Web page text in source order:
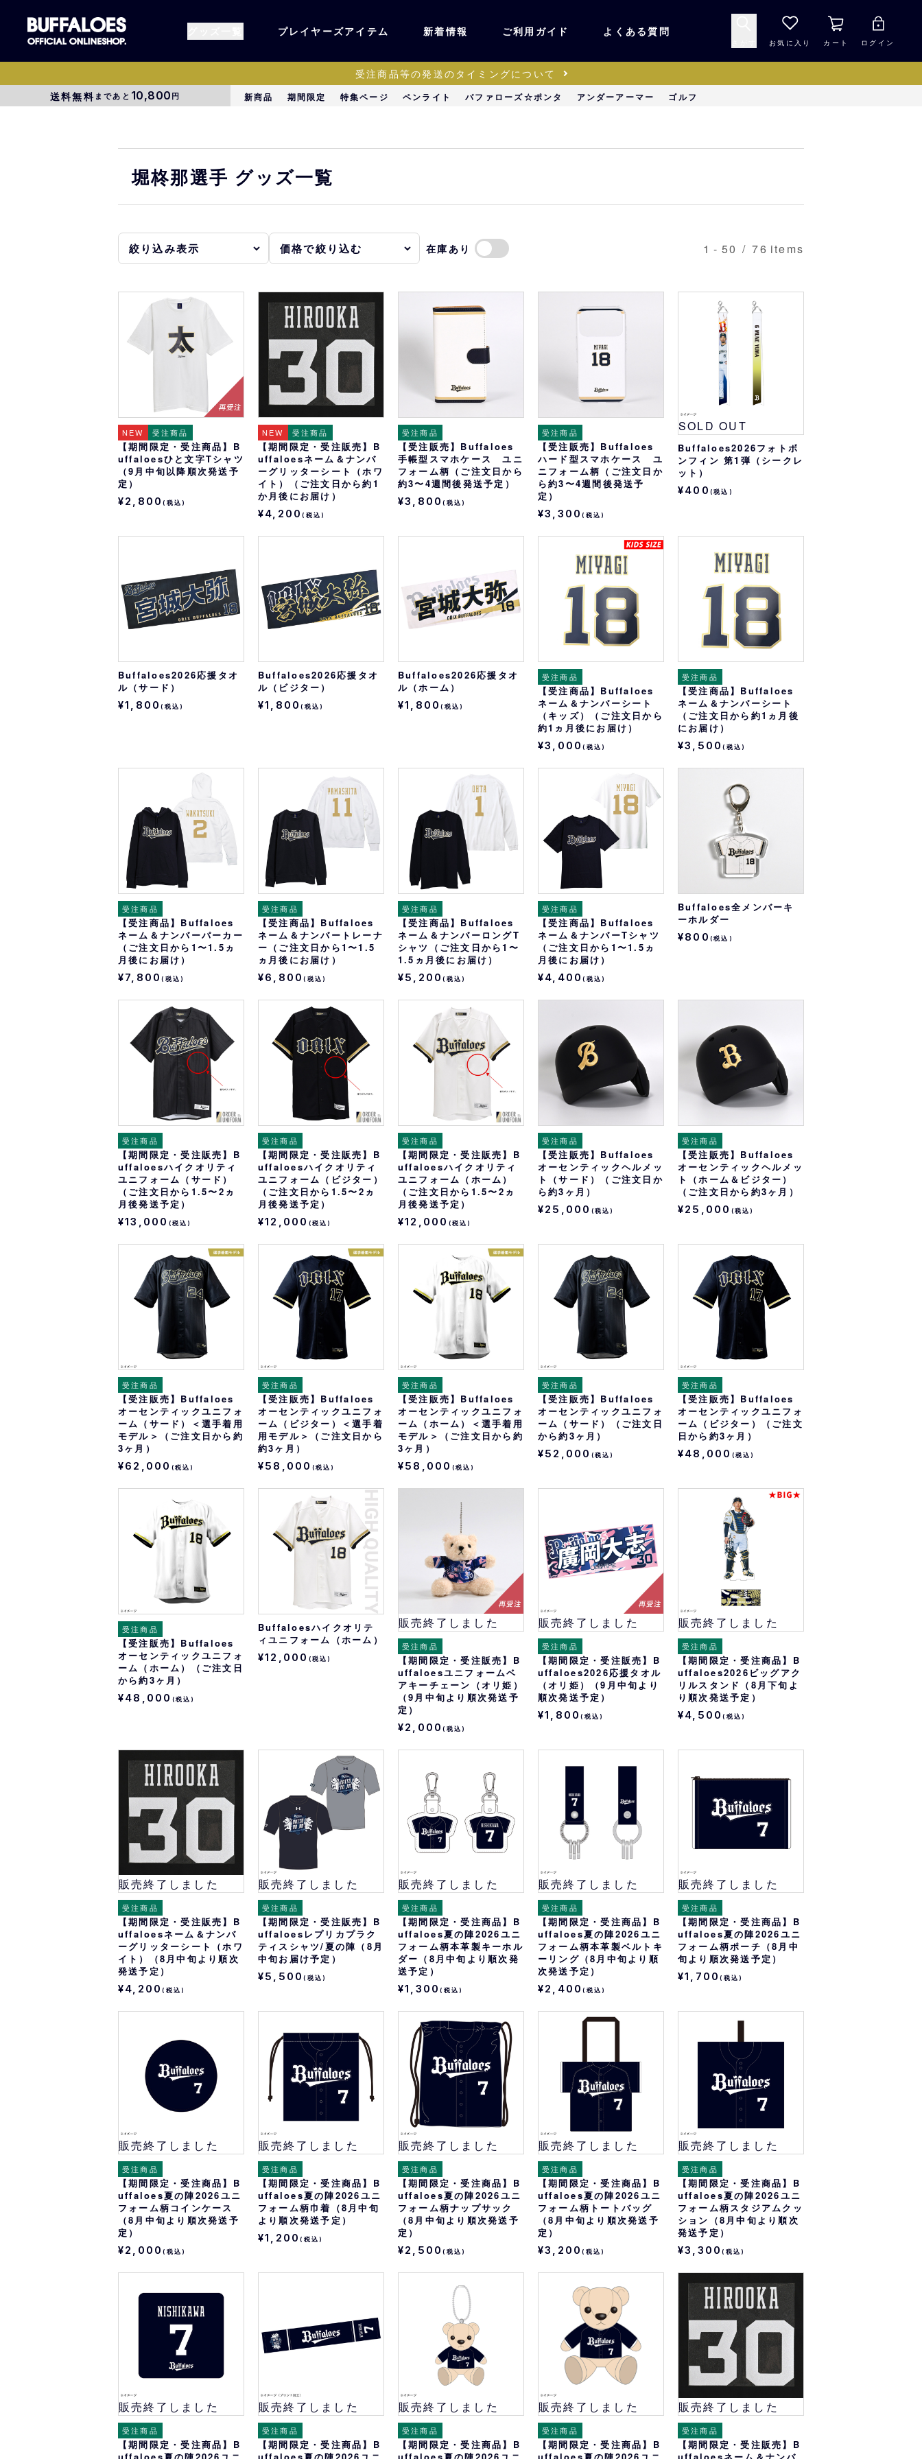
すべてのグッズ オーセンティック
ユニフォーム・ワッ
キャップ・ヘルメッ
タオル各種 アパレル キッズ・ベビー バッグ
マスコット・バファ
コラボグッズ キッチン・食品 スマホ用品
EC限定販売 キーホルダー 1000円未満
1000円以上3000円
オリ達におすすめ オリ姫におすすめ オリっこにおすすめ
プレイヤーズアイテム 新着情報 ご利用ガイド よくある質問
お気に入り カート ログイン
受注商品等の発送のタイミングについて
送料無料まであと 10,800円 新商品 期間限定 特集ページ ペンライト バファローズ☆ポンタ アンダーアーマー ゴルフ
堀柊那選手 グッズ一覧
在庫あり 1 - 50 / 76 items
NEW 受注商品
【期間限定・受注商品】B
uffaloesひと文字Tシャツ
（9月中旬以降順次発送予
定）
¥2,800(税込)
NEW 受注商品
【期間限定・受注販売】B
uffaloesネーム＆ナンバ
ーグリッターシート（ホワ
イト）（ご注文日から約1
か月後にお届け）
¥4,200(税込)
受注商品
【受注販売】Buffaloes
手帳型スマホケース ユニ
フォーム柄（ご注文日から
約3〜4週間後発送予定）
¥3,800(税込)
受注商品
【受注販売】Buffaloes
ハード型スマホケース ユ
ニフォーム柄（ご注文日か
ら約3〜4週間後発送予
定）
¥3,300(税込)
SOLD OUT
Buffaloes2026フォトボ
ンフィン 第1弾（シークレ
ット）
¥400 (税込)
Buffaloes2026応援タオ
ル（サード）
¥1,800(税込)
Buffaloes2026応援タオ
ル（ビジター）
¥1,800(税込)
Buffaloes2026応援タオ
ル（ホーム）
¥1,800(税込)
受注商品
【受注商品】Buffaloes
ネーム＆ナンバーシート
（キッズ）（ご注文日から
約1ヵ月後にお届け）
¥3,000(税込)
受注商品
【受注商品】Buffaloes
ネーム＆ナンバーシート
（ご注文日から約1ヵ月後
にお届け）
¥3,500(税込)
受注商品
【受注商品】Buffaloes
ネーム＆ナンバーパーカー
（ご注文日から1〜1.5ヵ
月後にお届け）
¥7,800(税込)
受注商品
【受注商品】Buffaloes
ネーム＆ナンバートレーナ
ー（ご注文日から1〜1.5
ヵ月後にお届け）
¥6,800(税込)
受注商品
【受注商品】Buffaloes
ネーム＆ナンバーロングT
シャツ（ご注文日から1〜
1.5ヵ月後にお届け）
¥5,200(税込)
受注商品
【受注商品】Buffaloes
ネーム＆ナンバーTシャツ
（ご注文日から1〜1.5ヵ
月後にお届け）
¥4,400(税込)
Buffaloes全メンバーキ
ーホルダー
¥800 (税込)
受注商品
【期間限定・受注販売】B
uffaloesハイクオリティ
ユニフォーム（サード）
（ご注文日から1.5〜2ヵ
月後発送予定）
¥13,000 (税込)
受注商品
【期間限定・受注販売】B
uffaloesハイクオリティ
ユニフォーム（ビジター）
（ご注文日から1.5〜2ヵ
月後発送予定）
¥12,000 (税込)
受注商品
【期間限定・受注販売】B
uffaloesハイクオリティ
ユニフォーム（ホーム）
（ご注文日から1.5〜2ヵ
月後発送予定）
¥12,000 (税込)
受注商品
【受注販売】Buffaloes
オーセンティックヘルメッ
ト（サード）（ご注文日か
ら約3ヶ月）
¥25,000 (税込)
受注商品
【受注販売】Buffaloes
オーセンティックヘルメッ
ト（ホーム＆ビジター）
（ご注文日から約3ヶ月）
¥25,000 (税込)
受注商品
【受注販売】Buffaloes
オーセンティックユニフォ
ーム（サード）＜選手着用
モデル＞（ご注文日から約
3ヶ月）
¥62,000 (税込)
受注商品
【受注販売】Buffaloes
オーセンティックユニフォ
ーム（ビジター）＜選手着
用モデル＞（ご注文日から
約3ヶ月）
¥58,000 (税込)
受注商品
【受注販売】Buffaloes
オーセンティックユニフォ
ーム（ホーム）＜選手着用
モデル＞（ご注文日から約
3ヶ月）
¥58,000 (税込)
受注商品
【受注販売】Buffaloes
オーセンティックユニフォ
ーム（サード）（ご注文日
から約3ヶ月）
¥52,000 (税込)
受注商品
【受注販売】Buffaloes
オーセンティックユニフォ
ーム（ビジター）（ご注文
日から約3ヶ月）
¥48,000 (税込)
受注商品
【受注販売】Buffaloes
オーセンティックユニフォ
ーム（ホーム）（ご注文日
から約3ヶ月）
¥48,000 (税込)
Buffaloesハイクオリテ
ィユニフォーム（ホーム）
¥12,000 (税込)
販売終了しました
受注商品
【期間限定・受注販売】B
uffaloesユニフォームベ
アキーチェーン（オリ姫）
（9月中旬より順次発送予
定）
¥2,000(税込)
販売終了しました
受注商品
【期間限定・受注販売】B
uffaloes2026応援タオル
（オリ姫）（9月中旬より
順次発送予定）
¥1,800(税込)
販売終了しました
受注商品
【期間限定・受注商品】B
uffaloes2026ビッグアク
リルスタンド（8月下旬よ
り順次発送予定）
¥4,500(税込)
販売終了しました
受注商品
【期間限定・受注販売】B
uffaloesネーム＆ナンバ
ーグリッターシート（ホワ
イト）（8月中旬より順次
発送予定）
¥4,200(税込)
販売終了しました
受注商品
【期間限定・受注販売】B
uffaloesレプリカプラク
ティスシャツ/夏の陣（8月
中旬お届け予定）
¥5,500(税込)
販売終了しました
受注商品
【期間限定・受注商品】B
uffaloes夏の陣2026ユニ
フォーム柄本革製キーホル
ダー（8月中旬より順次発
送予定）
¥1,300(税込)
販売終了しました
受注商品
【期間限定・受注商品】B
uffaloes夏の陣2026ユニ
フォーム柄本革製ベルトキ
ーリング（8月中旬より順
次発送予定）
¥2,400(税込)
販売終了しました
受注商品
【期間限定・受注商品】B
uffaloes夏の陣2026ユニ
フォーム柄ポーチ（8月中
旬より順次発送予定）
¥1,700(税込)
販売終了しました
受注商品
【期間限定・受注商品】B
uffaloes夏の陣2026ユニ
フォーム柄コインケース
（8月中旬より順次発送予
定）
¥2,000(税込)
販売終了しました
受注商品
【期間限定・受注商品】B
uffaloes夏の陣2026ユニ
フォーム柄巾着（8月中旬
より順次発送予定）
¥1,200(税込)
販売終了しました
受注商品
【期間限定・受注商品】B
uffaloes夏の陣2026ユニ
フォーム柄ナップサック
（8月中旬より順次発送予
定）
¥2,500(税込)
販売終了しました
受注商品
【期間限定・受注商品】B
uffaloes夏の陣2026ユニ
フォーム柄トートバッグ
（8月中旬より順次発送予
定）
¥3,200(税込)
販売終了しました
受注商品
【期間限定・受注商品】B
uffaloes夏の陣2026ユニ
フォーム柄スタジアムクッ
ション（8月中旬より順次
発送予定）
¥3,300(税込)
販売終了しました
受注商品
【期間限定・受注商品】B
販売終了しました
受注商品
【期間限定・受注商品】B
販売終了しました
受注商品
【期間限定・受注商品】B
販売終了しました
受注商品
【期間限定・受注商品】B
販売終了しました
受注商品
【期間限定・受注販売】B